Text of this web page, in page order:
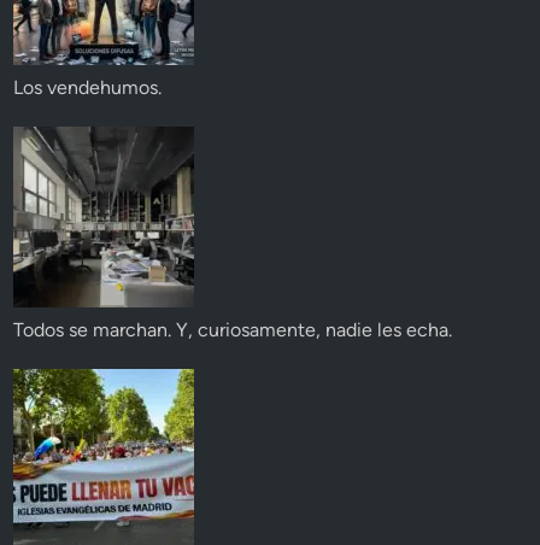
Los vendehumos.
Todos se marchan. Y, curiosamente, nadie les echa.